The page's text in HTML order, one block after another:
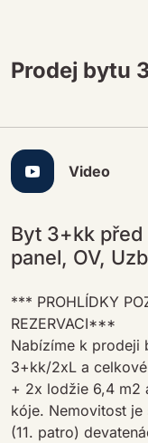
Prodej bytu
Video
Byt 3+kk
panel, OV,
*** PROHLÍDKY
REZERVACI***
Nabízíme k prodeji
3+kk/2xL a
+ 2x lodžie 6,4 m2
kóje. Nemovitost je
(11. patro)